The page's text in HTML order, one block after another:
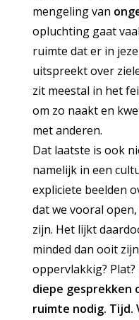
mengeling van
opluchting gaat
ruimte dat er in
uitspreekt over
zit meestal in het
om zo naakt en
met anderen.
Dat laatste is ook
namelijk in een
expliciete beelden
dat we vooral
zijn. Het lijkt
minded dan ooit
oppervlakkig?
diepe gesprekken
ruimte nodig. Tijd.